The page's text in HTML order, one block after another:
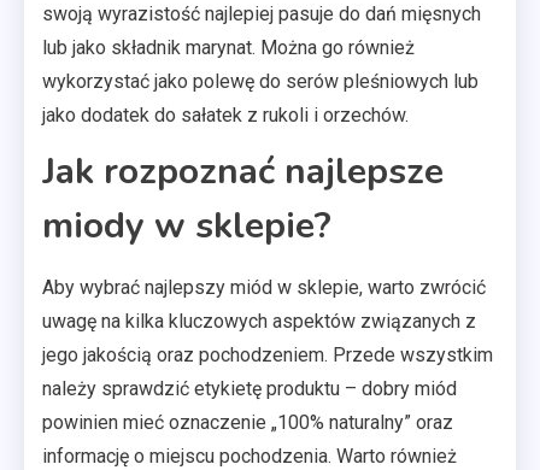
swoją wyrazistość najlepiej pasuje do dań mięsnych
lub jako składnik marynat. Można go również
wykorzystać jako polewę do serów pleśniowych lub
jako dodatek do sałatek z rukoli i orzechów.
Jak rozpoznać najlepsze
miody w sklepie?
Aby wybrać najlepszy miód w sklepie, warto zwrócić
uwagę na kilka kluczowych aspektów związanych z
jego jakością oraz pochodzeniem. Przede wszystkim
należy sprawdzić etykietę produktu – dobry miód
powinien mieć oznaczenie „100% naturalny” oraz
informację o miejscu pochodzenia. Warto również